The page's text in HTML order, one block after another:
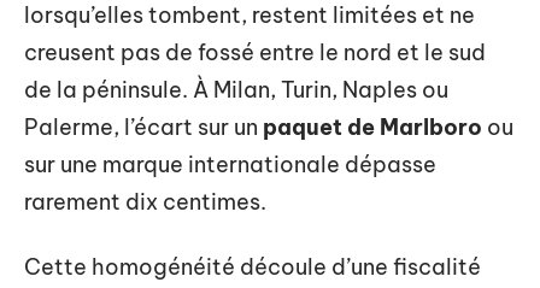
lorsqu’elles tombent, restent limitées et ne
creusent pas de fossé entre le nord et le sud
de la péninsule. À Milan, Turin, Naples ou
Palerme, l’écart sur un paquet de Marlboro ou
sur une marque internationale dépasse
rarement dix centimes.
Cette homogénéité découle d’une fiscalité